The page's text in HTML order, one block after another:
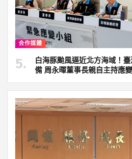
合作媒體
白海豚颱風逼近北方海域！
備 周永暉董事長親自主持應